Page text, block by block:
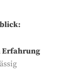
Erfahrung